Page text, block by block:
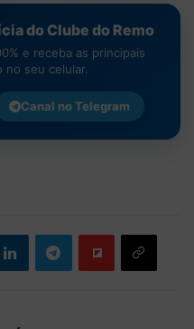
do Clube do Remo
e receba as principais
no seu celular.
Canal noTelegram